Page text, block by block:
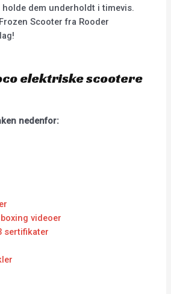
dem underholdt i timevis.
Scooter fra Rooder
elektriske scootere
nedenfor:
videoer
sertifikater